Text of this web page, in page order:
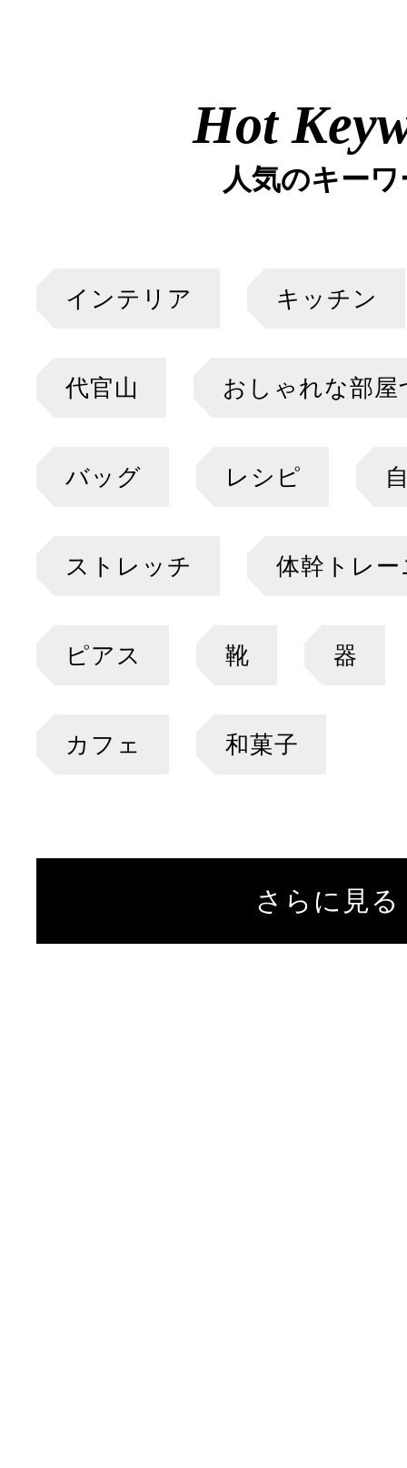
Hot
人気のキー
インテリア キッチン
代官山 おしゃれな部屋
バッグ レシピ
ストレッチ 体幹トレ
ピアス 靴 器
カフェ 和菓子
さらに見る